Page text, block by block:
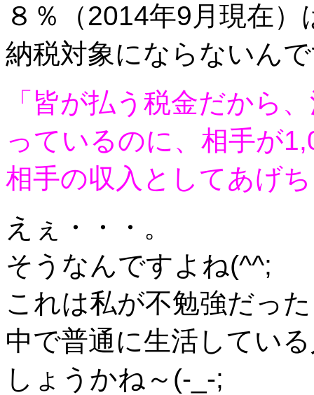
８％（2014年9月現在
納税対象にならないん
「皆が払う税金だから
っているのに、相手が
相手の収入としてあげ
えぇ・・・。
そうなんですよね(^^;
これは私が不勉強だっ
中で普通に生活してい
しょうかね～(-_-;